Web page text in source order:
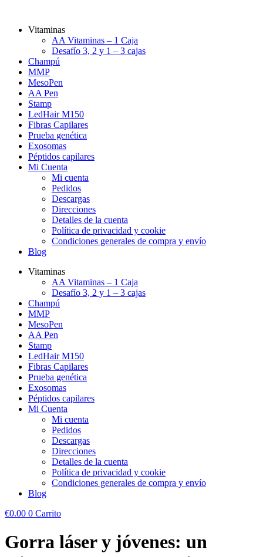
Vitaminas
AA Vitaminas – 1 Caja
Desafío 3, 2 y 1 – 3 cajas
Champú
MMP
MesoPen
AA Pen
Stamp
LedHair M150
Fibras Capilares
Prueba genética
Exosomas
Péptidos capilares
Mi Cuenta
Mi cuenta
Pedidos
Descargas
Direcciones
Detalles de la cuenta
Política de privacidad y cookie
Condiciones generales de compra y envío
Blog
Vitaminas
AA Vitaminas – 1 Caja
Desafío 3, 2 y 1 – 3 cajas
Champú
MMP
MesoPen
AA Pen
Stamp
LedHair M150
Fibras Capilares
Prueba genética
Exosomas
Péptidos capilares
Mi Cuenta
Mi cuenta
Pedidos
Descargas
Direcciones
Detalles de la cuenta
Política de privacidad y cookie
Condiciones generales de compra y envío
Blog
€0.00 0 Carrito
Gorra láser y jóvenes: un